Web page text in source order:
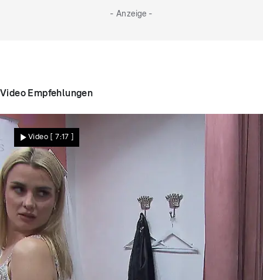
finden, der Michelle endlich wirklich berührt.
- Anzeige -
Video Empfehlungen
Video [ 7:17 ]